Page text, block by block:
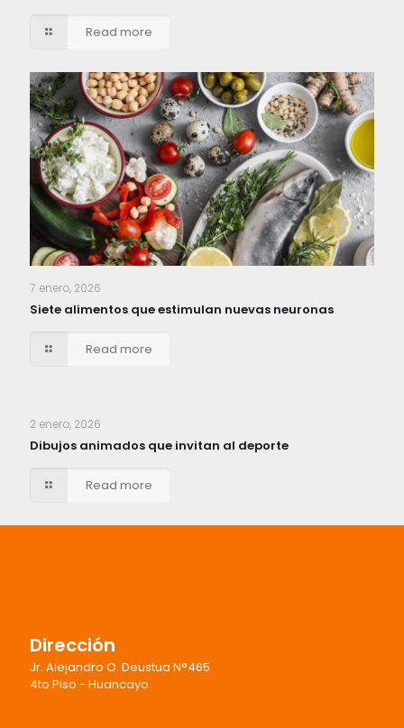
Read more
7 enero, 2026
Siete alimentos que estimulan nuevas neuronas
Read more
2 enero, 2026
Dibujos animados que invitan al deporte
Read more
Dirección
Jr. Alejandro O. Deustua N°465
4to Piso - Huancayo